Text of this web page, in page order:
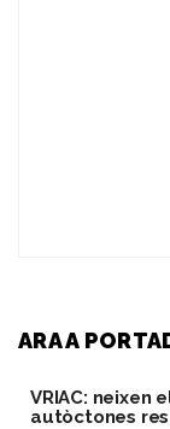
ARA A
VRIAC: neixen
autòctones